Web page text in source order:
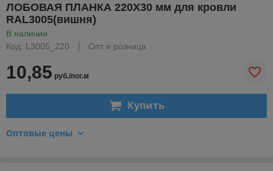
ЛОБОВАЯ ПЛАНКА 220Х30 мм для кровли
RAL3005(вишня)
В наличии
Код: L3005_220
Опт и розница
10,85 руб./пог.м
Купить
Оптовые цены